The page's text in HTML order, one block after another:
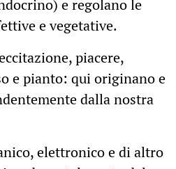
e regolano le
e vegetative.
piacere,
e pianto: qui originano e
dalla nostra
elettronico e di altro